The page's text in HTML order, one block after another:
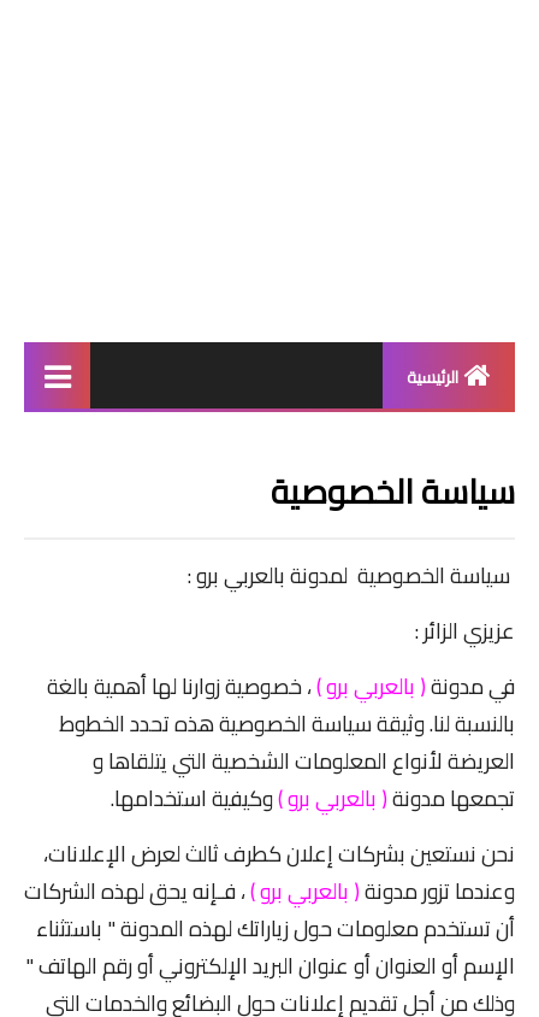
الرئيسية
شبكات تواصل اجتماعي
سياسة الخصوصية
سياسة الخصوصية لمدونة بالعربي برو :
عزيزي الزائر :
في مدونة( بالعربي برو )، خصوصية زوارنا لها أهمية بالغة
بالنسبة لنا. وثيقة سياسة الخصوصية هذه تحدد الخطوط
العريضة لأنواع المعلومات الشخصية التي يتلقاها و
تجمعها مدونة( بالعربي برو )وكيفية استخدامها.
نحن نستعين بشركات إعلان كطرف ثالث لعرض الإعلانات،
وعندما تزور مدونة( بالعربي برو )، فـإنه يحق لهذه الشركات
أن تستخدم معلومات حول زياراتك لهذه المدونة " باستثناء
الإسم أو العنوان أو عنوان البريد الإلكتروني أو رقم الهاتف "
وذلك من أجل تقديم إعلانات حول البضائع والخدمات التي